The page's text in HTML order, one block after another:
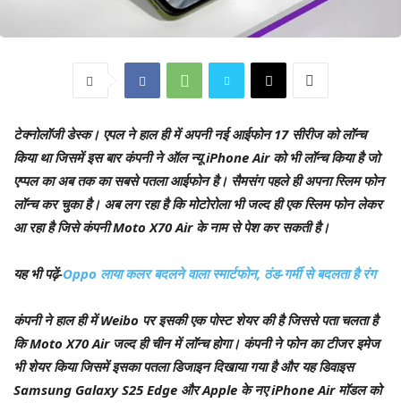
टेक्नोलॉजी डेस्क। एपल ने हाल ही में अपनी नई आईफोन 17 सीरीज को लॉन्च
किया था जिसमें इस बार कंपनी ने ऑल न्यू iPhone Air को भी लॉन्च किया है जो
एप्पल का अब तक का सबसे पतला आईफोन है। सैमसंग पहले ही अपना स्लिम फोन
लॉन्च कर चुका है। अब लग रहा है कि मोटोरोला भी जल्द ही एक स्लिम फोन लेकर
आ रहा है जिसे कंपनी Moto X70 Air के नाम से पेश कर सकती है।
यह भी पढ़ें-Oppo लाया कलर बदलने वाला स्मार्टफोन, ठंड-गर्मी से बदलता है रंग
कंपनी ने हाल ही में Weibo पर इसकी एक पोस्ट शेयर की है जिससे पता चलता है
कि Moto X70 Air जल्द ही चीन में लॉन्च होगा। कंपनी ने फोन का टीजर इमेज
भी शेयर किया जिसमें इसका पतला डिजाइन दिखाया गया है और यह डिवाइस
Samsung Galaxy S25 Edge और Apple के नए iPhone Air मॉडल को